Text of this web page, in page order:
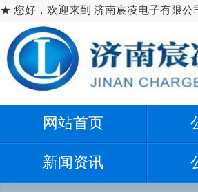
★ 您好，欢迎来到 济南宸凌电子有限公
网站首页
新闻资讯